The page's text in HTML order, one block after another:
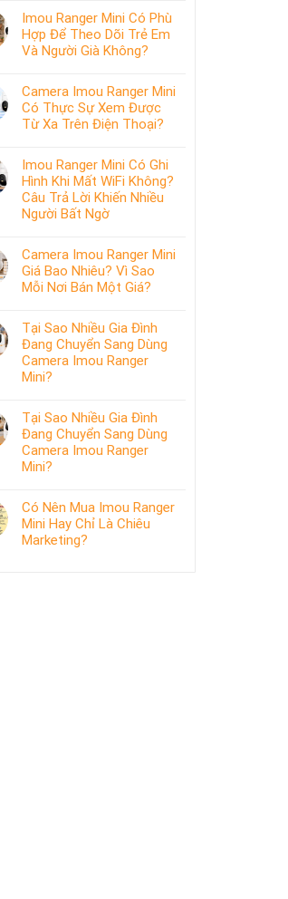
Imou Ranger Mini Có Phù
Hợp Để Theo Dõi Trẻ Em
Và Người Già Không?
Camera Imou Ranger Mini
Có Thực Sự Xem Được
Từ Xa Trên Điện Thoại?
Imou Ranger Mini Có Ghi
Hình Khi Mất WiFi Không?
Câu Trả Lời Khiến Nhiều
Người Bất Ngờ
Camera Imou Ranger Mini
Giá Bao Nhiêu? Vì Sao
Mỗi Nơi Bán Một Giá?
Tại Sao Nhiều Gia Đình
Đang Chuyển Sang Dùng
Camera Imou Ranger
Mini?
Tại Sao Nhiều Gia Đình
Đang Chuyển Sang Dùng
Camera Imou Ranger
Mini?
Có Nên Mua Imou Ranger
Mini Hay Chỉ Là Chiêu
Marketing?